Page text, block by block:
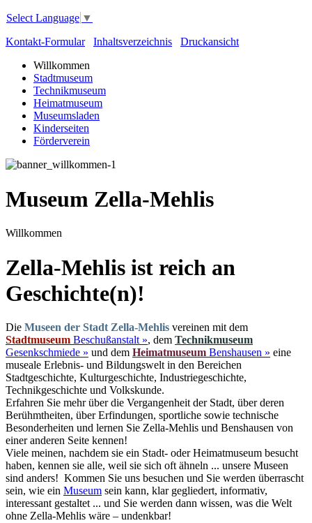
Select Language ▼
Kontakt-Formular
Inhaltsverzeichnis
Druckansicht
Willkommen
Stadtmuseum
Technikmuseum
Heimatmuseum
Museumsladen
Kinderseiten
Förderverein
Museum Zella-Mehlis
Willkommen
Zella-Mehlis ist reich an
Geschichte(n)!
Die Museen der Stadt Zella-Mehlis vereinen mit dem
Stadtmuseum Beschußanstalt », dem Technikmuseum
Gesenkschmiede » und dem Heimatmuseum Benshausen » eine
museale Erlebnis- und Bildungswelt in den Bereichen
Stadtgeschichte, Kulturgeschichte, Industriegeschichte,
Technikgeschichte und Volkskunde.
Erfahren Sie mehr über die Vergangenheit der Stadt, über deren
Berühmtheiten, über Erfindungen, sportliche sowie technische
Besonderheiten und lernen Sie Zella-Mehlis und Benshausen von
einer anderen Seite kennen!
Viele meinen, nachdem sie ein Stadt- oder Heimatmuseum besucht
haben, kennen sie alle, weil sie sich oft ähneln ... unsere Museen
sind anders! Kommen Sie uns besuchen und Sie werden überrascht
sein, wie ein Museum sein kann, klar gegliedert, informativ,
interessant gestaltet ... und Sie werden dann wissen, was die Welt
ohne Zella-Mehlis wäre – undenkbar!